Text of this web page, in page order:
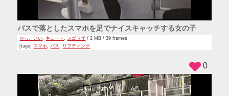
バスで落としたスマホを足でナイスキャッチする女の子
かっこいい, キュート, スゴワザ / 2 MB / 39 frames
[tags] スマホ,バス, リフティング
0